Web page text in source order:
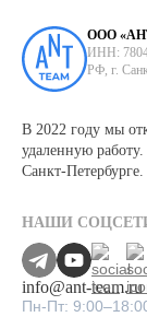
ООО
ИНН:
РФ, г.
В 2022 году мы
удаленную
Санкт-
НАШИ
info@ant-team.ru
Пн-Пт: